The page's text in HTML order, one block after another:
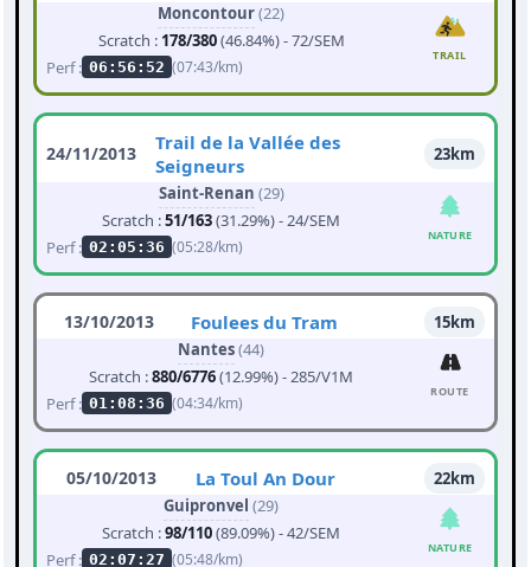
Moncontour(22)
Scratch : 178/380(46.84%) - 72/SEM
Perf : 06:56:52 (07:43/km)
TRAIL
24/11/2013
Trail de la Vallée des
Seigneurs
23km
Saint-Renan (29)
Scratch :51/163(31.29%) - 24/SEM
Perf : 02:05:36 (05:28/km)
NATURE
13/10/2013 Foulees du Tram
15km
Nantes(44)
Scratch :880/6776(12.99%) - 285/V1M
Perf : 01:08:36 (04:34/km)
ROUTE
05/10/2013 La Toul An Dour
22km
Guipronvel (29)
Scratch :98/110(89.09%) - 42/SEM
Perf : 02:07:27 (05:48/km)
NATURE